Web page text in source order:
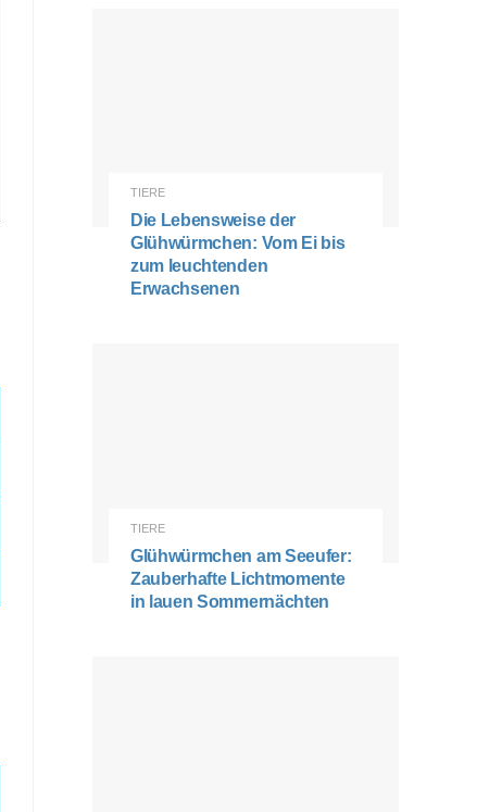
TIERE
Die Lebensweise der
Glühwürmchen: Vom Ei bis
zum leuchtenden
Erwachsenen
TIERE
Glühwürmchen am Seeufer:
Zauberhafte Lichtmomente
in lauen Sommernächten